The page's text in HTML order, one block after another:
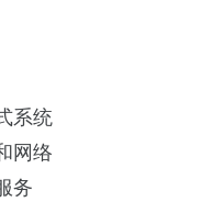
系统
网络
务